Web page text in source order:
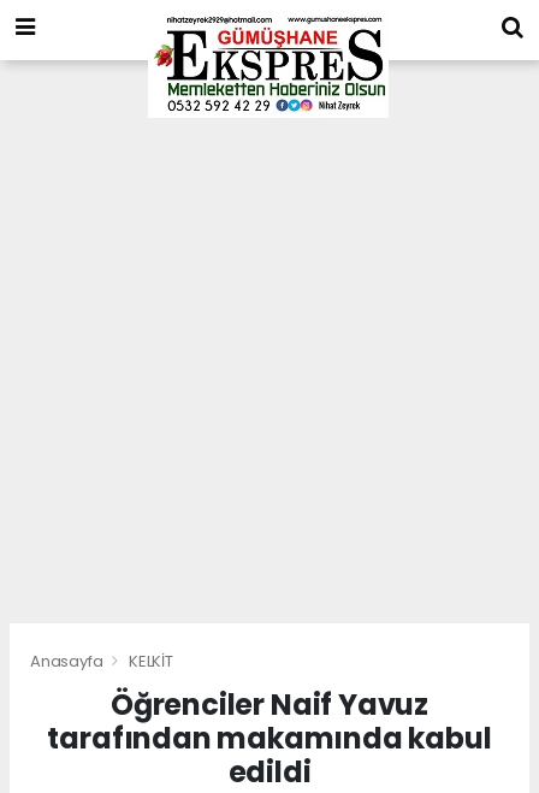
Anasayfa KELKİT
Öğrenciler Naif Yavuz
tarafından makamında kabul
edildi